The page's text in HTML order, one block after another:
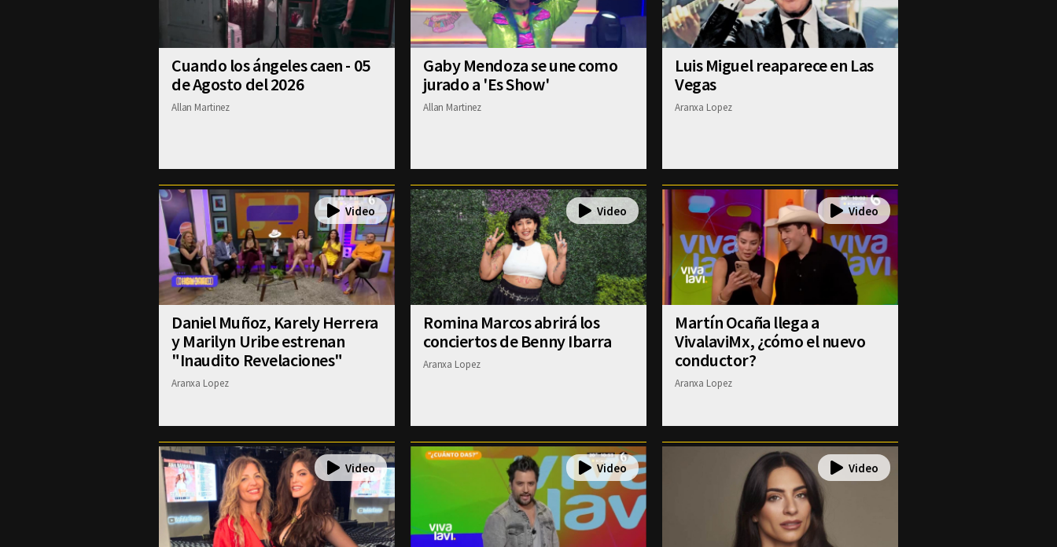
Cuando los ángeles caen - 05
de Agosto del 2026
Allan Martinez
Gaby Mendoza se une como
jurado a 'Es Show'
Allan Martinez
Luis Miguel reaparece en Las
Vegas
Aranxa Lopez
Daniel Muñoz, Karely Herrera
y Marilyn Uribe estrenan
"Inaudito Revelaciones"
Aranxa Lopez
Romina Marcos abrirá los
conciertos de Benny Ibarra
Aranxa Lopez
Martín Ocaña llega a
VivalaviMx, ¿cómo el nuevo
conductor?
Aranxa Lopez